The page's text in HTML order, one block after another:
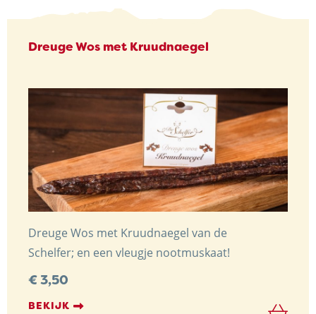
Dreuge Wos met Kruudnaegel
Dreuge Wos met Kruudnaegel van de
Schelfer; en een vleugje nootmuskaat!
€3,50
BEKIJK